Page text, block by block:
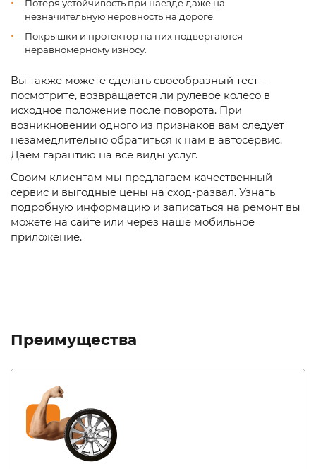
Потеря устойчивость при наезде даже на
незначительную неровность на дороге.
Покрышки и протектор на них подвергаются
неравномерному износу.
Вы также можете сделать своеобразный тест –
посмотрите, возвращается ли рулевое колесо в
исходное положение после поворота. При
возникновении одного из признаков вам следует
незамедлительно обратиться к нам в автосервис.
Даем гарантию на все виды услуг.
Своим клиентам мы предлагаем качественный
сервис и выгодные цены на сход-развал. Узнать
подробную информацию и записаться на ремонт вы
можете на сайте или через наше мобильное
приложение.
Преимущества